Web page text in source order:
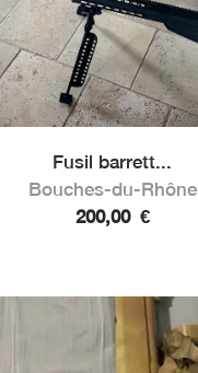
Fusil barrett...
Bouches-du-Rhône
200,00 €